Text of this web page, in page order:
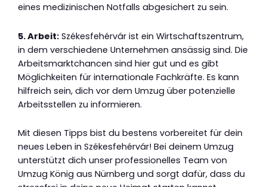
eines medizinischen Notfalls abgesichert zu sein.
5. Arbeit: Székesfehérvár ist ein Wirtschaftszentrum,
in dem verschiedene Unternehmen ansässig sind. Die
Arbeitsmarktchancen sind hier gut und es gibt
Möglichkeiten für internationale Fachkräfte. Es kann
hilfreich sein, dich vor dem Umzug über potenzielle
Arbeitsstellen zu informieren.
Mit diesen Tipps bist du bestens vorbereitet für dein
neues Leben in Székesfehérvár! Bei deinem Umzug
unterstützt dich unser professionelles Team von
Umzug König aus Nürnberg und sorgt dafür, dass du